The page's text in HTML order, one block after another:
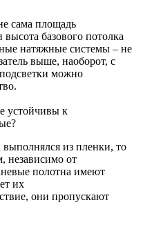
сама площадь
базового потолка
натяжные системы – не
выше, наоборот, с
можно
устойчивы к
из пленки, то
независимо от
полотна имеют
их
они пропускают